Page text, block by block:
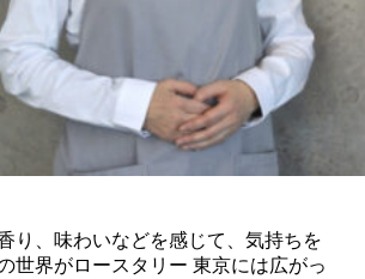
り、味わいなどを感じて、気持ちを
世界がロースタリー 東京には広がっ